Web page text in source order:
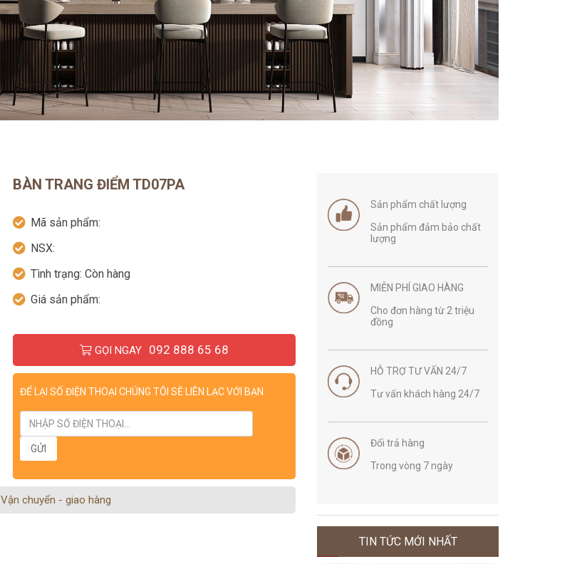
BÀN TRANG ĐIỂM TD07PA
Mã sản phẩm:
NSX:
Tình trạng: Còn hàng
Giá sản phẩm:
GỌI NGAY 092 888 65 68
ĐỂ LẠI SỐ ĐIỆN THOẠI CHÚNG TÔI SẼ LIÊN LẠC VỚI BẠN
Vận chuyển - giao hàng
Sản phẩm chất lượng
Sản phẩm đảm bảo chất
lượng
MIỄN PHÍ GIAO HÀNG
Cho đơn hàng từ 2 triệu
đồng
HỖ TRỢ TƯ VẤN 24/7
Tư vấn khách hàng 24/7
Đổi trả hàng
Trong vòng 7 ngày
TIN TỨC MỚI NHẤT